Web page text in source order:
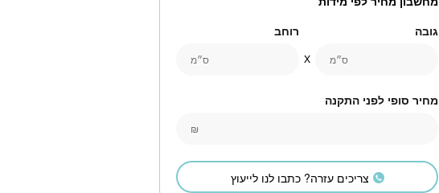
גובה
ס״מ
רוחב
ס״מ
מחיר סופי לפני התקנה
₪
צריכים עזרה? כתבו לנו לייעוץ